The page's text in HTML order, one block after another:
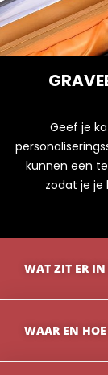
Geef je
kunnen een
zodat je je
WAT ZIT ER IN
WAAR EN